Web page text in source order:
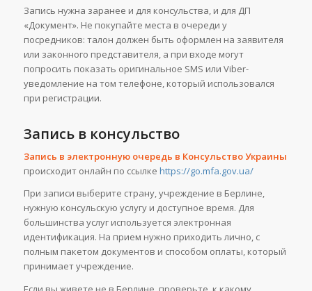
Запись нужна заранее и для консульства, и для ДП
«Документ». Не покупайте места в очереди у
посредников: талон должен быть оформлен на заявителя
или законного представителя, а при входе могут
попросить показать оригинальное SMS или Viber-
уведомление на том телефоне, который использовался
при регистрации.
Запись в консульство
Запись в электронную очередь в Консульство Украины
происходит онлайн по ссылке https://go.mfa.gov.ua/
При записи выберите страну, учреждение в Берлине,
нужную консульскую услугу и доступное время. Для
большинства услуг используется электронная
идентификация. На прием нужно приходить лично, с
полным пакетом документов и способом оплаты, который
принимает учреждение.